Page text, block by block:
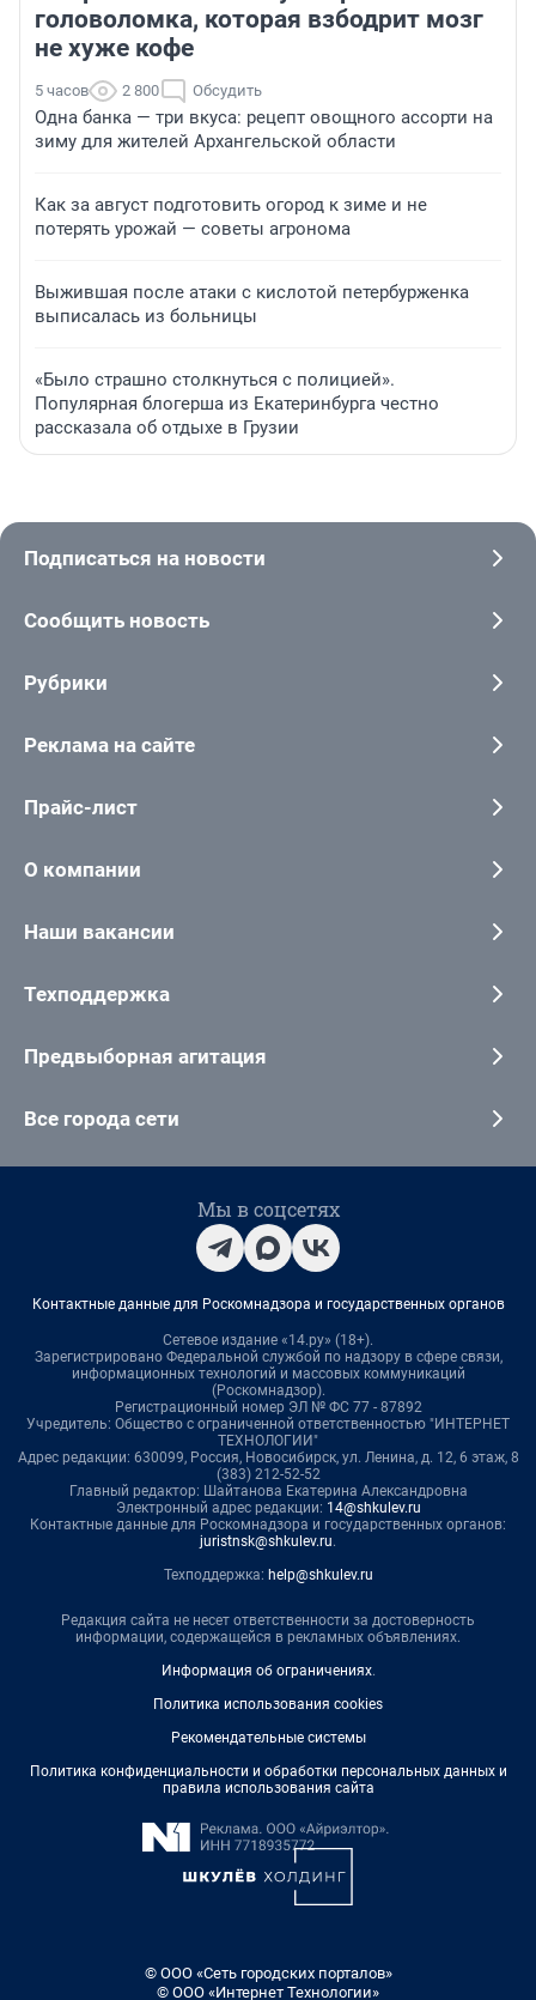
головоломка, которая взбодрит мозг
не хуже кофе
5 часов 2 800 Обсудить
Одна банка — три вкуса: рецепт овощного ассорти на
зиму для жителей Архангельской области
Как за август подготовить огород к зиме и не
потерять урожай — советы агронома
Выжившая после атаки с кислотой петербурженка
выписалась из больницы
«Было страшно столкнуться с полицией».
Популярная блогерша из Екатеринбурга честно
рассказала об отдыхе в Грузии
Подписаться на новости
Сообщить новость
Рубрики
Реклама на сайте
Прайс-лист
О компании
Наши вакансии
Техподдержка
Предвыборная агитация
Все города сети
Мы в соцсетях
Контактные данные для Роскомнадзора и государственных органов
Сетевое издание «14.ру» (18+).
Зарегистрировано Федеральной службой по надзору в сфере связи,
информационных технологий и массовых коммуникаций
(Роскомнадзор).
Регистрационный номер ЭЛ № ФС 77 - 87892
Учредитель: Общество с ограниченной ответственностью "ИНТЕРНЕТ
ТЕХНОЛОГИИ"
Адрес редакции: 630099, Россия, Новосибирск, ул. Ленина, д. 12, 6 этаж, 8
(383) 212-52-52
Главный редактор: Шайтанова Екатерина Александровна
Электронный адрес редакции: 14@shkulev.ru
Контактные данные для Роскомнадзора и государственных органов:
juristnsk@shkulev.ru.
Техподдержка: help@shkulev.ru
Редакция сайта не несет ответственности за достоверность
информации, содержащейся в рекламных объявлениях.
Информация об ограничениях.
Политика использования cookies
Рекомендательные системы
Политика конфиденциальности и обработки персональных данных и
правила использования сайта
© ООО «Сеть городских порталов»
© ООО «Интернет Технологии»